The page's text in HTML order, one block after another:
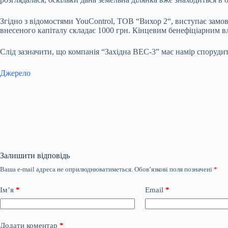
Згідно з відомостями YouControl, ТОВ “Вихор 2“, виступає
внесеного капіталу складає 1000 грн. Кінцевим бенефіціарним
Слід зазначити, що компанія “Західна ВЕС-3” має намір
Джерело
Залишити відповідь
Ваша e-mail адреса не оприлюднюватиметься. Обов’язкові поля позначені *
Ім’я * Email *
Додати коментар *